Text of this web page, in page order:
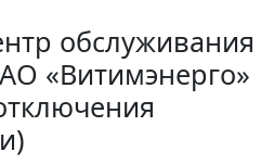
обслуживания
«Витимэнерго»